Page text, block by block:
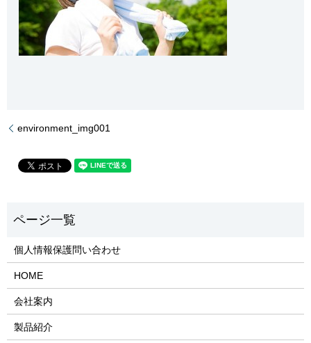
environment_img001
個人情報保護問い合わせ
HOME
会社案内
製品紹介